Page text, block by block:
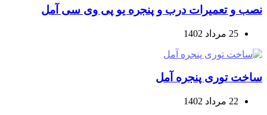
نصب و تعمیرات درب و پنجره یو پی وی سی آمل
25 مرداد 1402
ساخت توری پنجره آمل
22 مرداد 1402